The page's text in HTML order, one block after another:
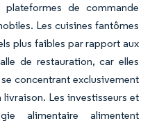
de commande
Les cuisines fantômes
plus faibles par rapport aux
de restauration, car elles
concentrant exclusivement
Les investisseurs et
alimentaire alimentent